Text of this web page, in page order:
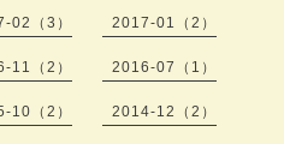
02（3） 2017-01（2）
11（2） 2016-07（1）
10（2） 2014-12（2）